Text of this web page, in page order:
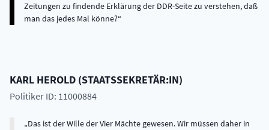
Zeitungen zu findende Erklärung der DDR-Seite zu verstehen, daß
man das jedes Mal könne?
KARL HEROLD (STAATSSEKRETÄR:IN)
Politiker ID: 11000884
Das ist der Wille der Vier Mächte gewesen. Wir müssen daher in